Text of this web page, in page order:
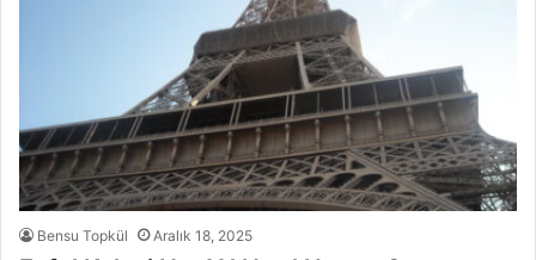
Bensu Topkül Aralık 18, 2025